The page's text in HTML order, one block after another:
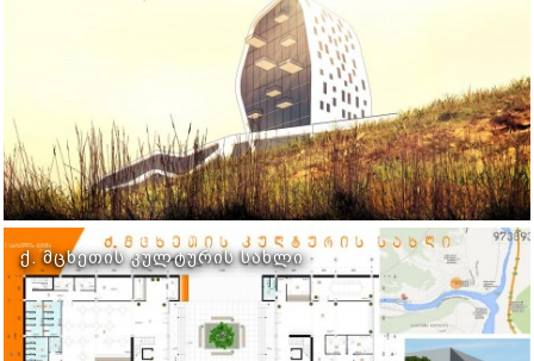
Ქ. ᲛᲪᲮᲔᲗᲘᲡ ᲙᲣᲚᲢᲣᲠᲘᲡ ᲡᲐᲮᲚᲘ